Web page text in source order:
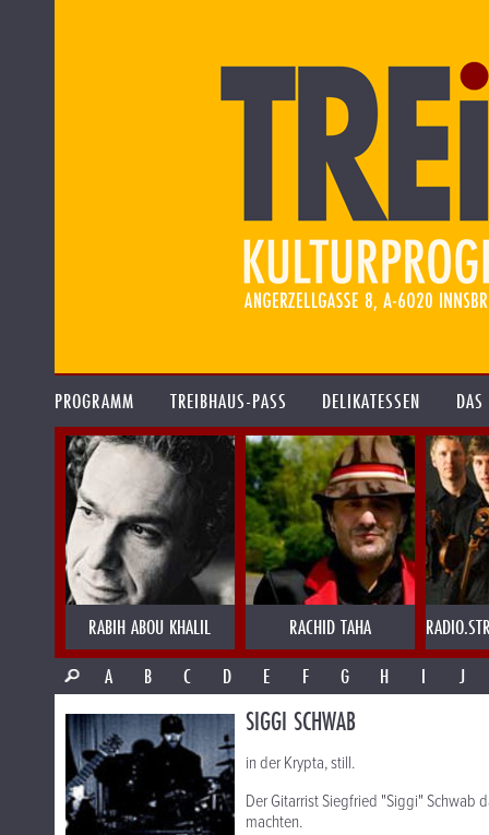
PROGRAMM TREIBHAUS-PASS DELIKATESSEN
RABIH ABOU KHALIL RACHID TAHA
A
B C D E F G H I J
SIGGI SCHWAB
in der Krypta, still.
Der Gitarrist Siegfried "Siggi" Schwab
machten.